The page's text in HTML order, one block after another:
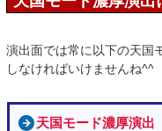
演出面では常に以下の天国
しなければいけませんね^^
天国モード濃厚演出